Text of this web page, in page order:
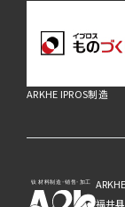
ARKHE IPROS制造
福井